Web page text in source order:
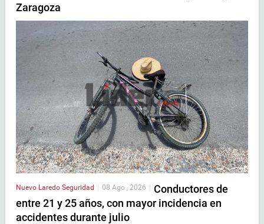
Zaragoza
Nuevo Laredo Seguridad 08 Ago , 2026
Conductores de
entre 21 y 25 años, con mayor incidencia en
accidentes durante julio